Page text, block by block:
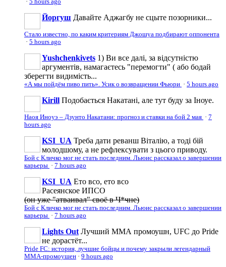
· 5 hours ago
Йоргуш Давайте Аджагбу не сцыте позорники...
Стало известно, по каким критериям Джошуа подбирают оппонента
· 5 hours ago
Yushchenkivets 1) Ви все далі, за відсутністю
аргументів, намагаєтесь "перемогти" ( або бодай
зберегти видимість...
«А мы пойдём пиво пить». Усик о возвращении Фьюри · 5 hours ago
Kirill Подобається Накатані, але тут буду за Іноуе.
Наоя Иноуэ – Дзунто Накатани: прогноз и ставки на бой 2 мая · 7
hours ago
KSI_UA Треба дати реванш Віталію, а тоді бій
молодшому, а не рефлексувати з цього приводу.
Бой с Кличко мог не стать последним. Льюис рассказал о завершении
карьеры · 7 hours ago
KSI_UA Ето всо, ето всо
Расеянское ИПСО
(он уже "атваивал" своё в Ч*чне)
Бой с Кличко мог не стать последним. Льюис рассказал о завершении
карьеры · 7 hours ago
Lights Out Лучший ММА промоушн, UFC до Pride
не дорастёт...
Pride FC: история, лучшие бойцы и почему закрыли легендарный
ММА-промоушен · 9 hours ago